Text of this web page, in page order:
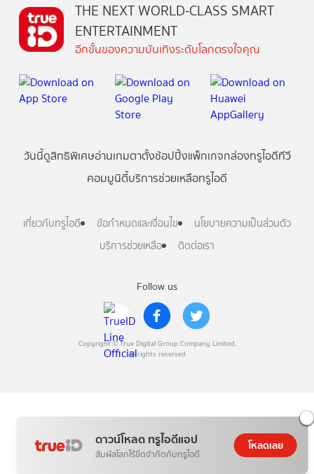
ดาวน์โหลด ทรูไอดีแอป
สัมผัสโลกไร้ขีดจำกัดกับทรูไอดี
โหลดเลย
Follow us
Copyright © True Digital Group Company Limited.
All rights reserved
THE NEXT WORLD-CLASS SMART
ENTERTAINMENT
อีกขั้นของความบันเทิงระดับโลกตรงใจคุณ
วันนี้ดูสิทธิพิเศษอ่านเกมตาตั้งช้อปปิ้งแพ็กเกจกล่องทรูไอดีทีวี
คอมมูนิตี้บริการช่วยเหลือทรูไอดี
เกี่ยวกับทรูไอดี ข้อกำหนดและเงื่อนไข
นโยบายความเป็นส่วนตัว
บริการช่วยเหลือ
ติดต่อเรา